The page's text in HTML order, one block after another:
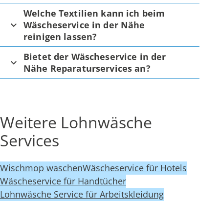
Welche Textilien kann ich beim
Wäscheservice in der Nähe
reinigen lassen?
Bietet der Wäscheservice in der
Nähe Reparaturservices an?
Weitere Lohnwäsche
Services
Wischmop waschenWäscheservice für Hotels
Wäscheservice für Handtücher
Lohnwäsche Service für Arbeitskleidung